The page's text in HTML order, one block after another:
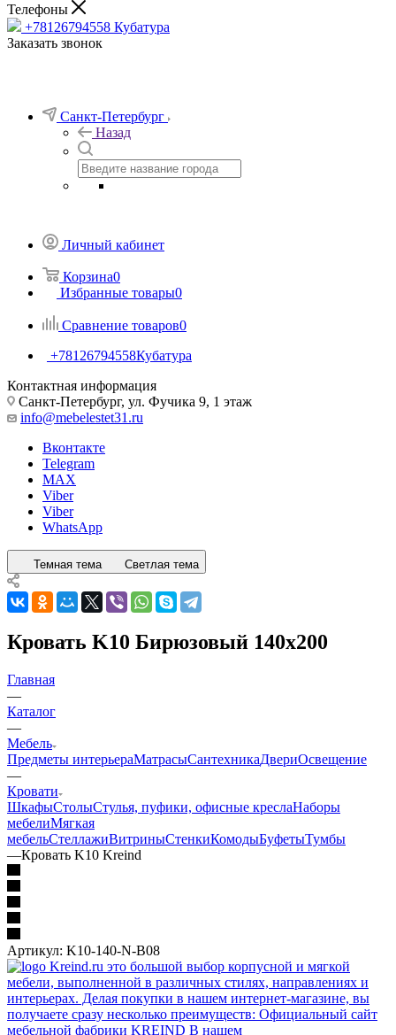
Телефоны
+78126794558 Кубатура
Заказать звонок
Санкт-Петербург
Назад
Личный кабинет
Корзина0
Избранные товары0
Сравнение товаров0
+78126794558Кубатура
Контактная информация
Санкт-Петербург, ул. Фучика 9, 1 этаж
info@mebelestet31.ru
Вконтакте
Telegram
MAX
Viber
Viber
WhatsApp
Темная тема Светлая тема
Кровать K10 Бирюзовый 140x200
Главная
—
Каталог
—
Мебель
Предметы интерьераМатрасыСантехникаДвериОсвещение
—
Кровати
ШкафыСтолыСтулья, пуфики, офисные креслаНаборы
мебелиМягкая
мебельСтеллажиВитриныСтенкиКомодыБуфетыТумбы
—Кровать K10 Kreind
Артикул: K10-140-N-B08